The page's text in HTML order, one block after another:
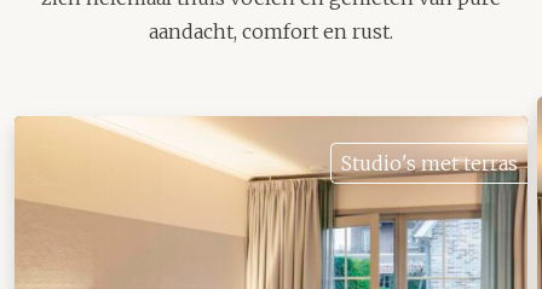
aandacht, comfort en rust.
Studio's met terras